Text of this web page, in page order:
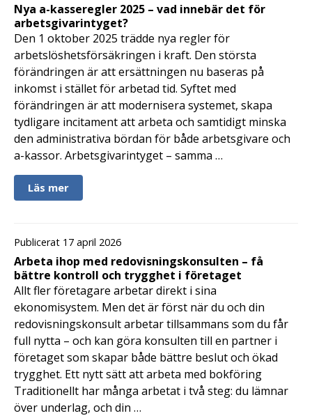
Nya a-kasseregler 2025 – vad innebär det för
arbetsgivarintyget?
Den 1 oktober 2025 trädde nya regler för
arbetslöshetsförsäkringen i kraft. Den största
förändringen är att ersättningen nu baseras på
inkomst i stället för arbetad tid. Syftet med
förändringen är att modernisera systemet, skapa
tydligare incitament att arbeta och samtidigt minska
den administrativa bördan för både arbetsgivare och
a-kassor. Arbetsgivarintyget – samma …
Läs mer
Publicerat 17 april 2026
Arbeta ihop med redovisningskonsulten – få
bättre kontroll och trygghet i företaget
Allt fler företagare arbetar direkt i sina
ekonomisystem. Men det är först när du och din
redovisningskonsult arbetar tillsammans som du får
full nytta – och kan göra konsulten till en partner i
företaget som skapar både bättre beslut och ökad
trygghet. Ett nytt sätt att arbeta med bokföring
Traditionellt har många arbetat i två steg: du lämnar
över underlag, och din …